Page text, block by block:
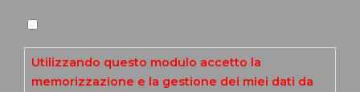
Utilizzando questo modulo accetto la
memorizzazione e la gestione dei miei dati da